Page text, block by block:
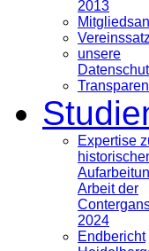
2013
unsere
Expertise
Arbeit der
2024
Endbericht